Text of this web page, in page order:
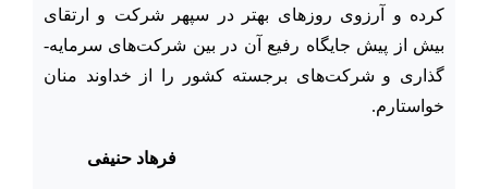
کرده و آرزوی روزهای بهتر در سپهر شرکت و ارتقای
بیش از پیش جایگاه رفیع آن در بین شرکت‌های سرمایه­
گذاری و شرکت‌های برجسته کشور را از خداوند منان
خواستارم.
فرهاد حنیفی